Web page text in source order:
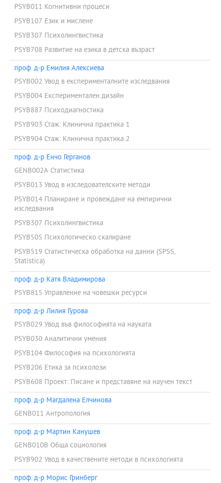
PSYB011 Когнитивни процеси
PSYB107 Език и мислене
PSYB307 Психолингвистика
PSYB708 Развитие на езика в детска възраст
проф. д-р Емилия Алексиева
PSYB002 Увод в експерименталните изследвания
PSYB004 Експериментален дизайн
PSYB887 Психодиагностика
PSYB903 Стаж: Клинична практика 1
PSYB904 Стаж: Клинична практика 2
проф. д-р Енчо Герганов
GENB002A Статистика
PSYB013 Увод в изследователските методи
PSYB014 Планиране и провеждане на емпирични
изследвания
PSYB307 Психолингвистика
PSYB505 Психологическо скалиране
PSYB519 Статистическа обработка на данни (SPSS,
Statistica)
проф. д-р Катя Владимирова
PSYB815 Управление на човешки ресурси
проф. д-р Лилия Гурова
PSYB029 Увод във философията на науката
PSYB030 Аналитични умения
PSYB104 Философия на психологията
PSYB206 Етика за психолози
PSYB608 Проект: Писане и представяне на научен текст
проф. д-р Магдалена Елчинова
GENB011 Антропология
проф. д-р Мартин Канушев
GENB010B Обща социология
PSYB902 Увод в качествените методи в психологията
проф. д-р Морис Гринберг